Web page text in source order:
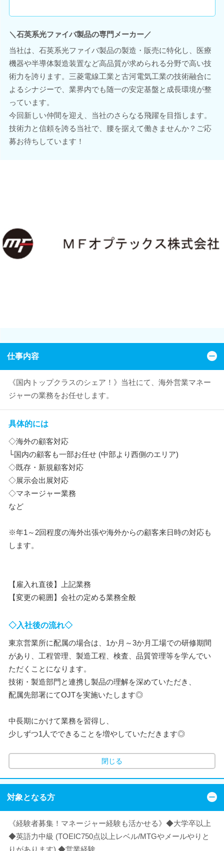
＼石英系光ファイバ製品の専門メーカー／
当社は、石英系光ファイバ製品の製造・販売に特化し、医療
機器や半導体製造装置など高品質が求められる分野で高い技
術力を誇ります。三菱電線工業と古河電気工業の技術融合に
よるシナジーで、業界内でも随一の安定基盤と成長環境が整
っています。
今回新しい仲間を迎え、当社のさらなる飛躍を目指します。
技術力と信頼を誇る当社で、腰を据えて働きませんか？ご応
募お待ちしています！
仕事内容
《国内トップクラスのシェア！》当社にて、海外営業マネー
ジャーの業務をお任せします。
具体的には
◇海外の顧客対応
└国内の顧客も一部お任せ (中部より西側のエリア)
◇既存・新規顧客対応
◇展示会出展対応
◇マネージャー業務
など
※年1～2回程度の海外出張や海外からの顧客来日時の対応も
します。
【雇入れ直後】上記業務
【変更の範囲】会社の定める業務全般
◇入社後の流れ◇
東京営業所に配属の場合は、1か月～3か月工場での研修期間
があり、工程管理、製造工程、検査、品質管理等を学んでい
ただくことになります。
技術・製造部門と連携し製品の理解を深めていただき、
配属先部署にてOJTを実施いたします◎
中長期にかけて業務を習得し、
少しずつ1人でできることを増やしていただきます◎
閉じる
対象となる方
《経験者募集！マネージャー経験も活かせる》◆大学卒以上
◆英語力中級 (TOEIC750点以上レベル/MTGやメールやりと
りがあります) ◆営業経験